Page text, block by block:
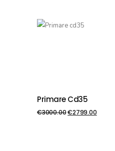
PIEVIENOT GROZAM
Primare Cd35
€3000.00€2799.00